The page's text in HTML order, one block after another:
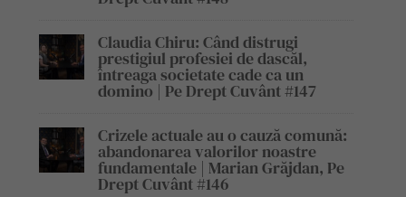
Claudia Chiru: Când distrugi
prestigiul profesiei de dascăl,
întreaga societate cade ca un
domino | Pe Drept Cuvânt #147
Crizele actuale au o cauză comună:
abandonarea valorilor noastre
fundamentale | Marian Grăjdan, Pe
Drept Cuvânt #146